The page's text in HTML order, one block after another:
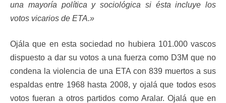
una mayoría política y sociológica si ésta incluye los
votos vicarios de ETA.»
Ojála que en esta sociedad no hubiera 101.000 vascos
dispuesto a dar su votos a una fuerza como D3M que no
condena la violencia de una ETA con 839 muertos a sus
espaldas entre 1968 hasta 2008, y ojalá que todos esos
votos fueran a otros partidos como Aralar. Ojalá que en